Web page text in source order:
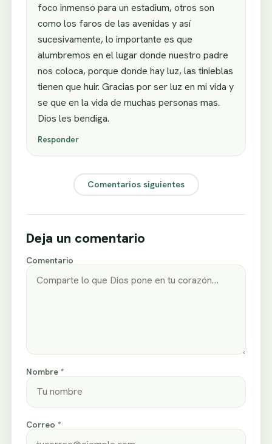
foco inmenso para un estadium, otros son
como los faros de las avenidas y así
sucesivamente, lo importante es que
alumbremos en el lugar donde nuestro padre
nos coloca, porque donde hay luz, las tinieblas
tienen que huir. Gracias por ser luz en mi vida y
se que en la vida de muchas personas mas.
Dios les bendiga.
Responder
Comentarios siguientes
Deja un comentario
Comentario
Nombre *
Correo *